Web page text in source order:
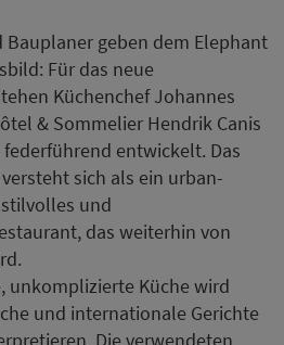
Bauplaner geben dem Elephant
Für das neue
Küchenchef Johannes
& Sommelier Hendrik Canis
entwickelt. Das
sich als ein urban-
und
das weiterhin von
unkomplizierte Küche wird
und internationale Gerichte